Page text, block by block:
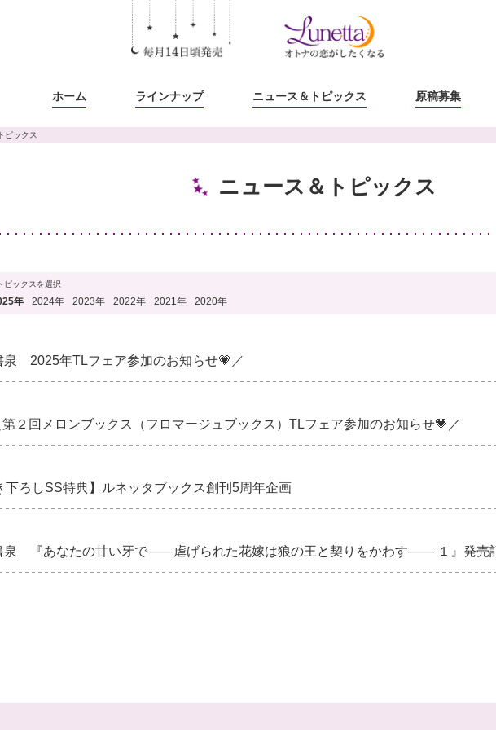
ホーム ラインナップ ニュース ＆トピックス 原稿募集
ピックス
ニュース＆トピックス
ピックスを選択
年 2024年 2023年 2022年 2021年 2020年
泉 2025年TLフェア参加のお知らせ💗／
第２回メロンブックス（フロマージュブックス）TLフェア参加のお知らせ💗／
下ろしSS特典】ルネッタブックス創刊5周年企画
泉 『あなたの甘い牙で――虐げられた花嫁は狼の王と契りをかわす―― １』発売